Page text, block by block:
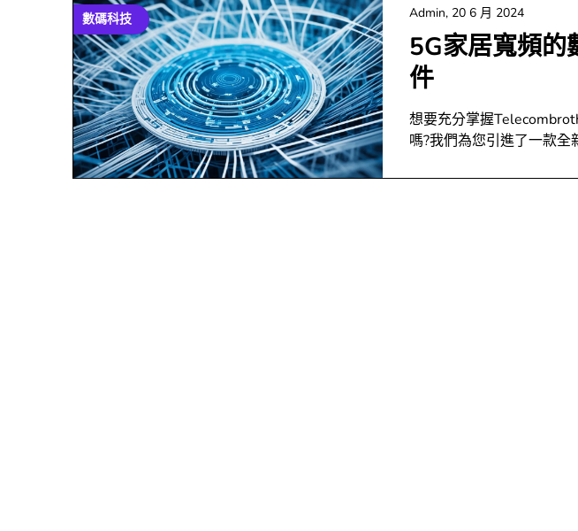
數碼科技
5G家居寬頻的
件
Admin, 20 6 月 2024
想要充分掌握
嗎?我們為您引進了一款